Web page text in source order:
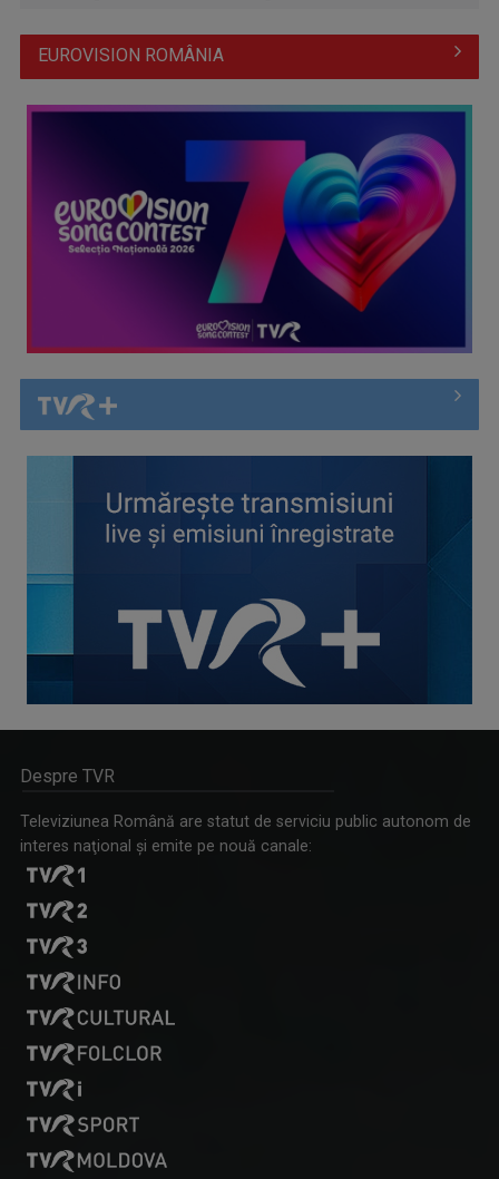
EUROVISION ROMÂNIA
Despre TVR
Televiziunea Română are statut de serviciu public autonom de
interes naţional şi emite pe nouă canale: